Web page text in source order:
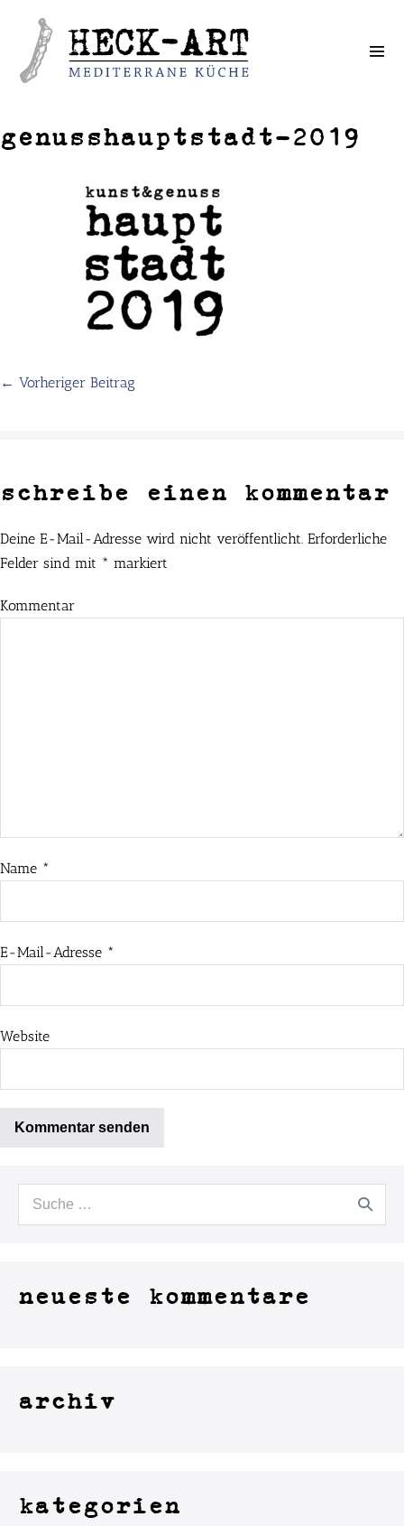
Weiter
Inhalt
genusshauptstadt-2019
← Vorheriger Beitrag
schreibe einen kommentar
Deine E-Mail-Adresse wird nicht veröffentlicht. Erforderliche
Felder sind mit * markiert
Kommentar
Name *
E-Mail-Adresse *
Website
neueste kommentare
archiv
kategorien